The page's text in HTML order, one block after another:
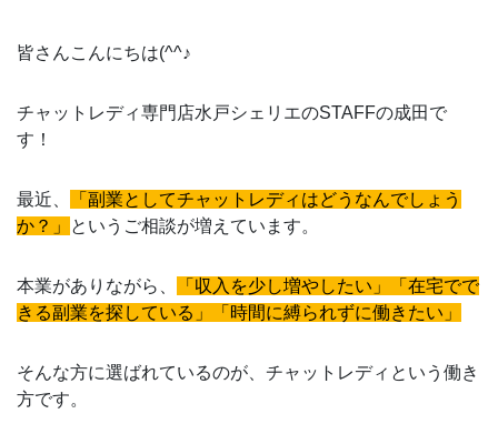
皆さんこんにちは(^^♪
チャットレディ専門店水戸シェリエのSTAFFの成田で
す！
最近、
「副業としてチャットレディはどうなんでしょう
か？」
というご相談が増えています。
本業がありながら、
「収入を少し増やしたい」「在宅でで
きる副業を探している」「時間に縛られずに働きたい」
そんな方に選ばれているのが、チャットレディという働き
方です。